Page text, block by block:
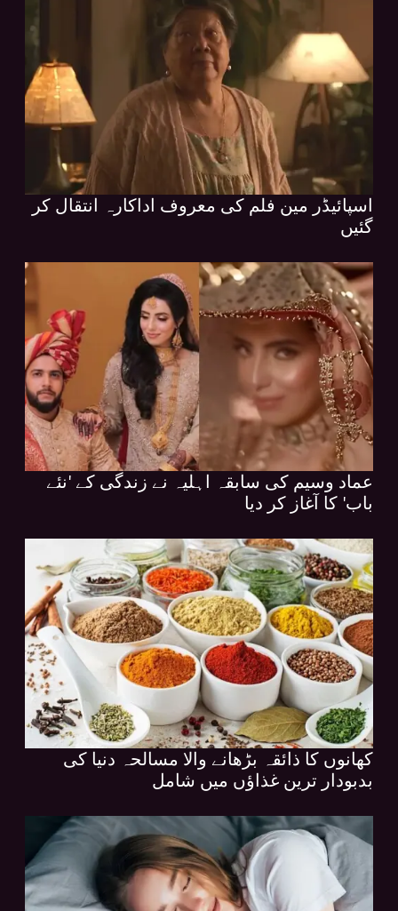
اسپائیڈر مین فلم کی معروف اداکارہ انتقال کر
گئیں
عماد وسیم کی سابقہ اہلیہ نے زندگی کے 'نئے
باب' کا آغاز کر دیا
کھانوں کا ذائقہ بڑھانے والا مسالحہ دنیا کی
بدبودار ترین غذاؤں میں شامل